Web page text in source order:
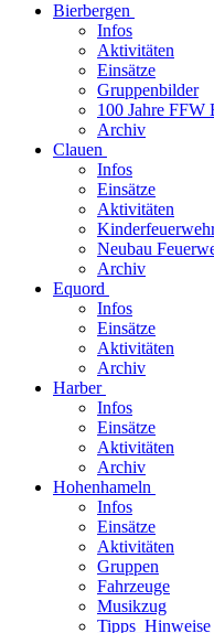
Bierbergen
Infos
Aktivitäten
Einsätze
Gruppenbilder
100 Jahre FFW
Archiv
Clauen
Infos
Einsätze
Aktivitäten
Neubau
Archiv
Equord
Infos
Einsätze
Aktivitäten
Archiv
Harber
Infos
Einsätze
Aktivitäten
Archiv
Hohenhameln
Infos
Einsätze
Aktivitäten
Gruppen
Fahrzeuge
Musikzug
Tipps_Hinweise